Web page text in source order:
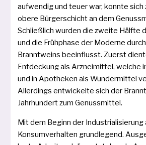
auf­wen­dig und teu­er war, konn­te sich
obe­re Bürgerschicht an dem
Schließlich wur­den die zwei­te Hälfte
und die Frühphase der Moderne
Branntweins beein­flusst. Zuerst
Entdeckung als Arzneimittel, wel­che
und in Apotheken als Wundermittel
Allerdings ent­wi­ckel­te sich der
Jahrhundert zum Genussmittel.
Mit dem Beginn der Industrialisierung
Konsumverhalten grund­le­gend.